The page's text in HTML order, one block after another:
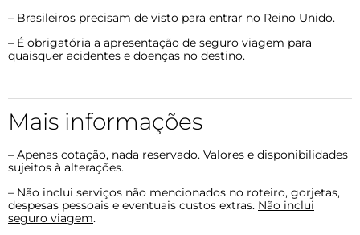
– Brasileiros precisam de visto para entrar no Reino Unido.
– É obrigatória a apresentação de seguro viagem para
quaisquer acidentes e doenças no destino.
Mais informações
– Apenas cotação, nada reservado. Valores e disponibilidades
sujeitos à alterações.
– Não inclui serviços não mencionados no roteiro, gorjetas,
despesas pessoais e eventuais custos extras. Não inclui
seguro viagem.